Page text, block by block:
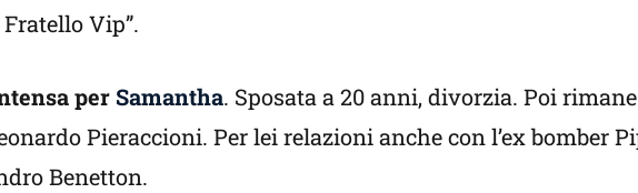
Vip”.
per Samantha. Sposata a 20 anni, divorzia. Poi
Pieraccioni. Per lei relazioni anche con l’ex bomber
Benetton.